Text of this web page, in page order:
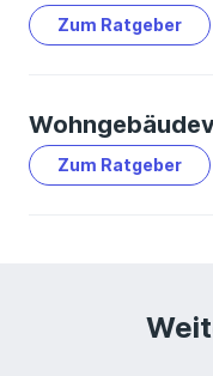
Zum Ratgeber
Zum Ratgeber